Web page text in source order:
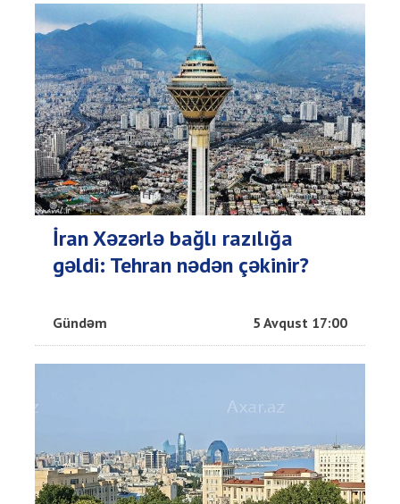
İran Xəzərlə bağlı razılığa
gəldi: Tehran nədən çəkinir?
Gündəm 5 Avqust 17:00